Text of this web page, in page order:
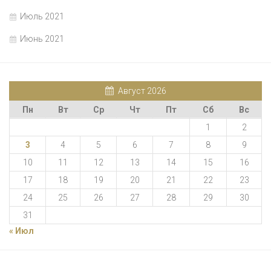
Июль 2021
Июнь 2021
Август 2026
Пн
Вт Ср Чт Пт Сб
Вс
1
2
3
4 5 6 7 8
9
10
11 12 13 14 15
16
17
18 19 20 21 22
23
24
25 26 27 28 29
30
31
« Июл